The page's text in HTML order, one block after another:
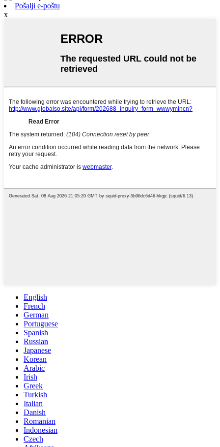
Pošalji e-poštu
x
English
French
German
Portuguese
Spanish
Russian
Japanese
Korean
Arabic
Irish
Greek
Turkish
Italian
Danish
Romanian
Indonesian
Czech